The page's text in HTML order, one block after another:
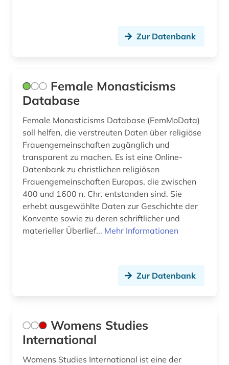
Zur Datenbank
Female Monasticisms
Database
Female Monasticisms Database (FemMoData)
soll helfen, die verstreuten Daten über religiöse
Frauengemeinschaften zugänglich und
transparent zu machen. Es ist eine Online-
Datenbank zu christlichen religiösen
Frauengemeinschaften Europas, die zwischen
400 und 1600 n. Chr. entstanden sind. Sie
erhebt ausgewählte Daten zur Geschichte der
Konvente sowie zu deren schriftlicher und
materieller Überlief... Mehr Informationen
Zur Datenbank
Womens Studies
International
Womens Studies International ist eine der